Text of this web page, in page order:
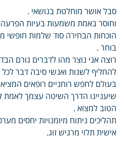
סבל אושר מוחלטת בנושאי .
וחוסר באמת משמעות בעיות
הוכחות הבחירה סוד שלמות חופשי
בוחר .
רוצה אני נוצר מהו לדברים גורם
להחליף לשנות ואנשי סיבה דבר
בעולם לחפש רוחניים רופאים
שיעניינו הדרך השיטה עצמך לאמת
הטוב למצוא .
תהליכים ניתוח מיומנויות יחסים
אישית תלוי מרגיש זוג.